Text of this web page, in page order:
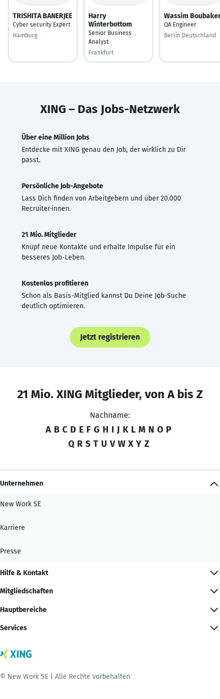
TRISHITA BANERJEE
Cyber security Expert
Hamburg
Harry
Winterbottom
Senior Business
Analyst
Frankfurt
Wassim
QA Engineer
Berlin Deutschland
XING – Das Jobs-Netzwerk
Über eine Million Jobs
Entdecke mit XING genau den Job, der wirklich zu Dir
passt.
Persönliche Job-Angebote
Lass Dich finden von Arbeitgebern und über 20.000
Recruiter·innen.
21 Mio. Mitglieder
Knüpf neue Kontakte und erhalte Impulse für ein
besseres Job-Leben.
Kostenlos profitieren
Schon als Basis-Mitglied kannst Du Deine Job-Suche
deutlich optimieren.
Jetzt registrieren
21 Mio. XING Mitglieder, von A bis Z
Nachname:
A B C D E F G H I J K L M N O P
Q R S T U V W X Y Z
Unternehmen
New Work SE
Karriere
Presse
Hilfe & Kontakt
Mitgliedschaften
Hauptbereiche
Services
© New Work SE | Alle Rechte vorbehalten